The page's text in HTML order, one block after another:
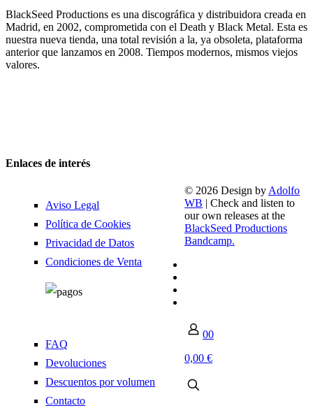
BlackSeed Productions es una discográfica y distribuidora creada en
Madrid, en 2002, comprometida con el Death y Black Metal. Esta es
nuestra nueva tienda, una total revisión a la, ya obsoleta, plataforma
anterior que lanzamos en 2008. Tiempos modernos, mismos viejos
valores.
Enlaces de interés
Aviso Legal
Política de Cookies
Privacidad de Datos
Condiciones de Venta
FAQ
Devoluciones
Descuentos por volumen
Contacto
© 2026 Design by Adolfo
WB | Check and listen to
our own releases at the
BlackSeed Productions
Bandcamp.
00
0,00 €